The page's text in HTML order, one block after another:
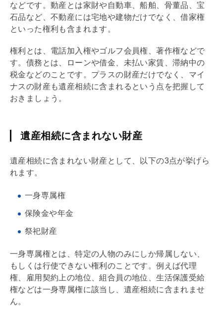
などです。動産とは家財や自動車、船舶、骨董品、宝
石品など、不動産には宅地や建物だけでなく、借家権
といった権利も含まれます。
権利とは、電話加入権やゴルフ会員権、著作権などで
す。 債務 とは、ローンや借金、未払い家賃、滞納中の
税金などのことです。プラスの財産だけでなく、マイ
ナスの財産も遺産相続に含まれるという点を把握して
おきましょう。
遺産相続に含まれない財産
遺産相続に含まれない財産として、以下の3点が挙げら
れます。
一身専属権
保険金や年金
祭祀財産
一身専属権とは、特定の人物のみにしか帰属しない、
もしくは行使できない権利のことです。例えば代理
権、雇用契約上の地位、組合員の地位、生活保護受給
権などは一身専属権に該当し、遺産相続に含まれませ
ん。